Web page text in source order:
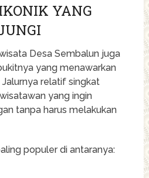
YANG
Desa Sembalun juga
yang menawarkan
relatif singkat
yang ingin
tanpa harus melakukan
populer di antaranya: